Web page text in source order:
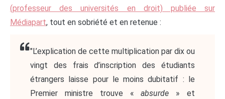
(professeur des universités en droit) publiée sur
Médiapart, tout en sobriété et en retenue :
"L’explication de cette multiplication par dix ou
vingt des frais d’inscription des étudiants
étrangers laisse pour le moins dubitatif : le
Premier ministre trouve «absurde » et